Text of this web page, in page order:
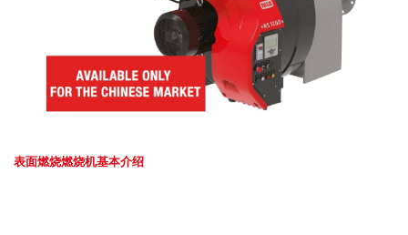
表面燃烧燃烧机基本介绍